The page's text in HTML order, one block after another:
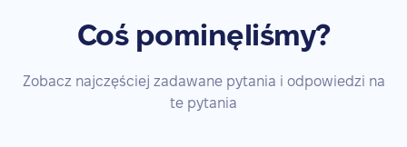
Coś pominęliśmy?
Zobacz najczęściej zadawane pytania i odpowiedzi na
te pytania